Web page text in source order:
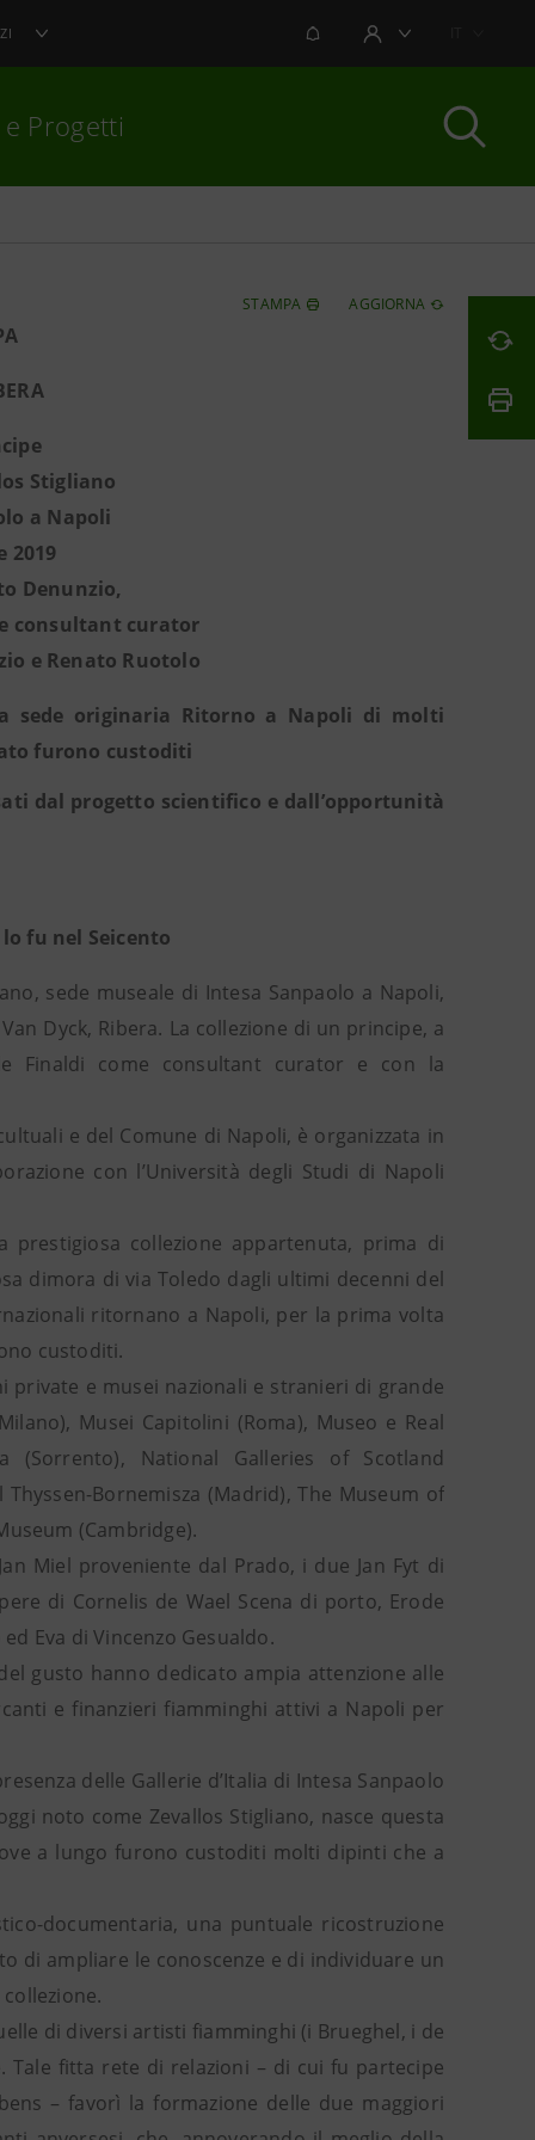
NOTIFICHEAREA UTENTE
e Progetti
STAMPA AGGIORNA
Stigliano
a Napoli
2019
Denunzio,
consultant curator
e Renato Ruotolo
sede originaria Ritorno a Napoli di molti
furono custoditi
dal progetto scientifico e dall’opportunità
fu nel Seicento
sede museale di Intesa Sanpaolo a Napoli,
Dyck, Ribera. La collezione di un principe, a
Finaldi come consultant curator e con la
e del Comune di Napoli, è organizzata in
con l’Università degli Studi di Napoli
prestigiosa collezione appartenuta, prima di
dimora di via Toledo dagli ultimi decenni del
ritornano a Napoli, per la prima volta
custoditi.
e musei nazionali e stranieri di grande
Musei Capitolini (Roma), Museo e Real
(Sorrento), National Galleries of Scotland
Bornemisza (Madrid), The Museum of
(Cambridge).
Miel proveniente dal Prado, i due Jan Fyt di
di Cornelis de Wael Scena di porto, Erode
Eva di Vincenzo Gesualdo.
gusto hanno dedicato ampia attenzione alle
e finanzieri fiamminghi attivi a Napoli per
delle Gallerie d’Italia di Intesa Sanpaolo
noto come Zevallos Stigliano, nasce questa
a lungo furono custoditi molti dipinti che a
documentaria, una puntuale ricostruzione
di ampliare le conoscenze e di individuare un
di diversi artisti fiamminghi (i Brueghel, i de
Tale fitta rete di relazioni – di cui fu partecipe
– favorì la formazione delle due maggiori